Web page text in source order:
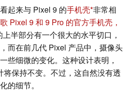
起来与 Pixel 9 的手机壳 非常相
Pixel 9 和 9 Pro 的官方手机壳，
半部分有一个很大的水平切口，
而在前几代 Pixel 产品中，摄像头
些细微的变化。这种设计表明，
保持不变。不过，这自然没有透
的细节。